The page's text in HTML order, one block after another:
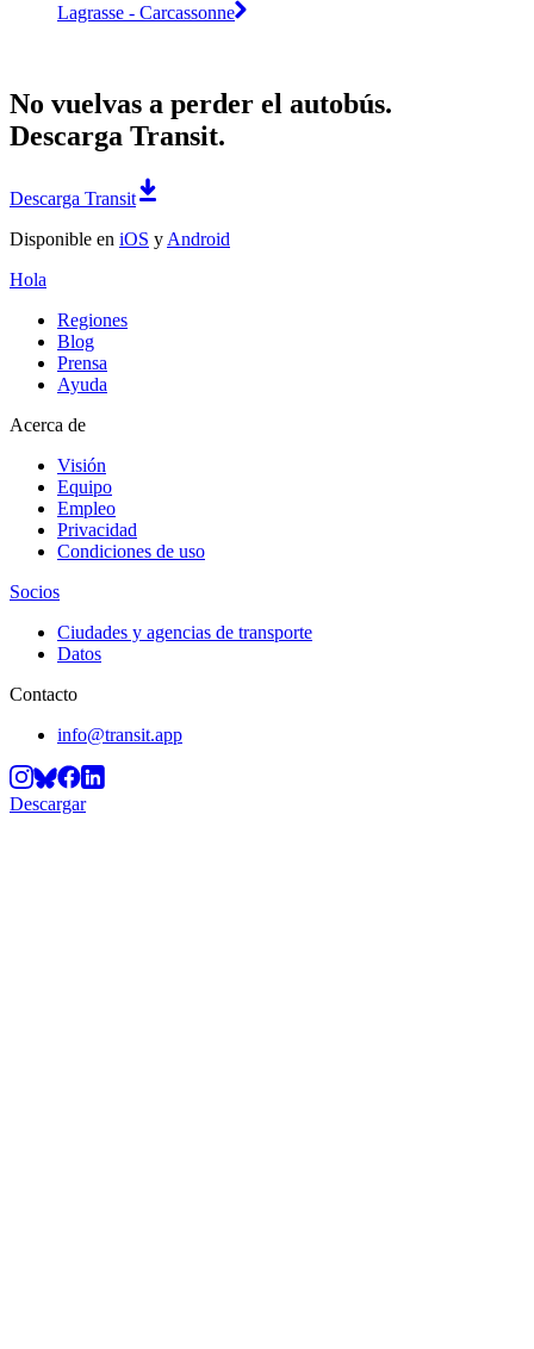
Lagrasse - Carcassonne
No vuelvas a perder el autobús.
Descarga Transit.
Descarga Transit
Disponible en iOS y Android
Hola
Regiones
Blog
Prensa
Ayuda
Acerca de
Visión
Equipo
Empleo
Privacidad
Condiciones de uso
Socios
Ciudades y agencias de transporte
Datos
Contacto
info@transit.app
Descargar